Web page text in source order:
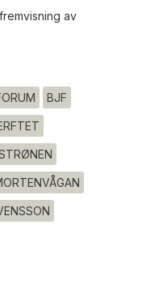
av
BJF